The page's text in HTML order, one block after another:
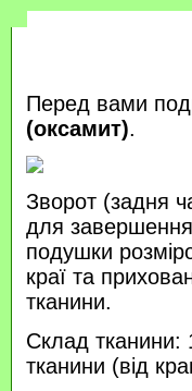
Перед вами
(оксамит).
Зворот (задня
для
подушки
краї та
тканини.
Склад тканини:
тканини (від